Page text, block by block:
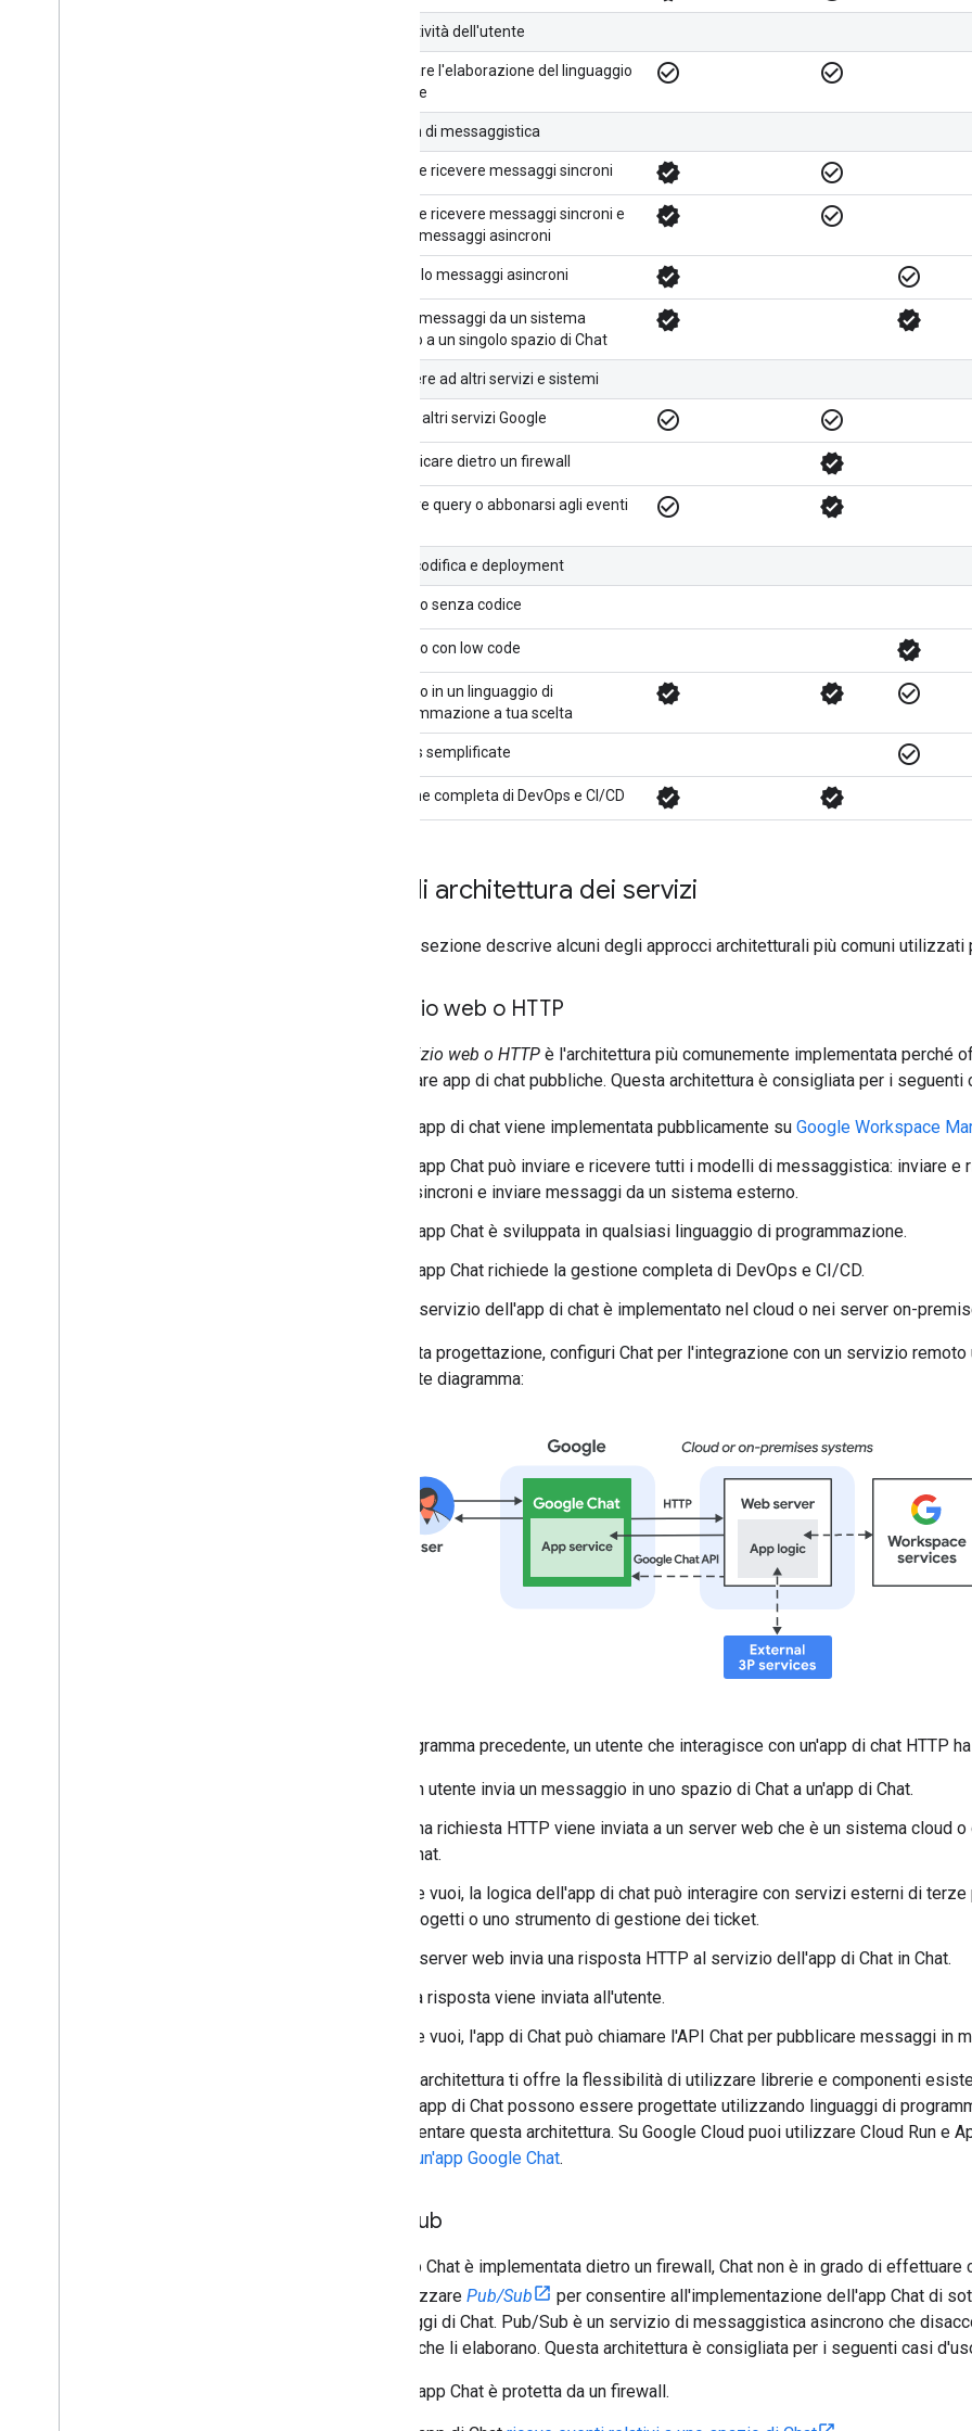
Interattività dell'utente
Utilizzare l'elaborazione del linguaggio
naturale
check_circle_outline check_circle_outline
Pattern di messaggistica
Inviare e ricevere messaggi sincroni verified check_circle_outline
Inviare e ricevere messaggi sincroni e
inviare messaggi asincroni
verified check_circle_outline
Invia solo messaggi asincroni verified check_circle_outline
Inviare messaggi da un sistema
esterno a un singolo spazio di Chat
verified verified
Accedere ad altri servizi e sistemi
Integra altri servizi Google check_circle_outline check_circle_outline
Comunicare dietro un firewall verified
Eseguire query o abbonarsi agli eventi
check_circle_outline verified
Stili di codifica e deployment
Sviluppo senza codice
Sviluppo con low code verified
Sviluppo in un linguaggio di
programmazione a tua scelta
verified verified check_circle_outline
DevOps semplificate check_circle_outline
Gestione completa di DevOps e CI/CD verified verified
Stili di architettura dei servizi
Questa sezione descrive alcuni degli approcci architetturali più comuni utilizzati
Servizio web o HTTP
servizio web o HTTP è l'architettura più comunemente implementata
per creare app di chat pubbliche. Questa architettura è consigliata per i seguenti
L'app di chat viene implementata pubblicamente su Google Workspace
L'app Chat può inviare e ricevere tutti i modelli di messaggistica: inviare
asincroni e inviare messaggi da un sistema esterno.
L'app Chat è sviluppata in qualsiasi linguaggio di programmazione.
L'app Chat richiede la gestione completa di DevOps e CI/CD.
Il servizio dell'app di chat è implementato nel cloud o nei server on-
In questa progettazione, configuri Chat per l'integrazione con un servizio
seguente diagramma:
Nel diagramma precedente, un utente che interagisce con un'app di chat HTTP
Un utente invia un messaggio in uno spazio di Chat a un'app di Chat.
Una richiesta HTTP viene inviata a un server web che è un sistema
Chat.
Se vuoi, la logica dell'app di chat può interagire con servizi esterni di
progetti o uno strumento di gestione dei ticket.
Il server web invia una risposta HTTP al servizio dell'app di Chat in Chat.
La risposta viene inviata all'utente.
Se vuoi, l'app di Chat può chiamare l'API Chat per pubblicare messaggi in
Questa architettura ti offre la flessibilità di utilizzare librerie e componenti
queste app di Chat possono essere progettate utilizzando linguaggi di
implementare questa architettura. Su Google Cloud puoi utilizzare Cloud Run e
Creare un'app Google Chat.
Sub
Se l'app Chat è implementata dietro un firewall, Chat non è in grado di
nell'utilizzare Pub/Sub
per consentire all'implementazione dell'app Chat di
messaggi di Chat. Pub/Sub è un servizio di messaggistica asincrono che
servizi che li elaborano. Questa architettura è consigliata per i seguenti casi
L'app Chat è protetta da un firewall.